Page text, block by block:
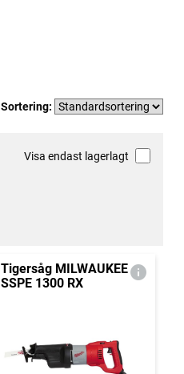
Sortering:
Visa endast lagerlagt
Tigersåg MILWAUKEE
SSPE 1300 RX